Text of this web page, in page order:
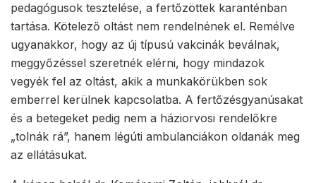
pedagógusok tesztelése, a fertőzöttek karanténban
tartása. Kötelező oltást nem rendelnének el. Remélve
ugyanakkor, hogy az új típusú vakcinák beválnak,
meggyőzéssel szeretnék elérni, hogy mindazok
vegyék fel az oltást, akik a munkakörükben sok
emberrel kerülnek kapcsolatba. A fertőzésgyanúsakat
és a betegeket pedig nem a háziorvosi rendelőkre
„tolnák rá”, hanem légúti ambulanciákon oldanák meg
az ellátásukat.